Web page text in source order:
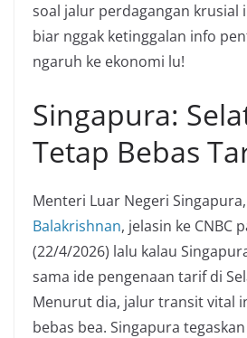
soal jalur perdagangan krusial
biar nggak ketinggalan info
ngaruh ke ekonomi lu!
Singapura:
Tetap Bebas
Menteri Luar Negeri Singapura,
Balakrishnan, jelasin ke CNBC
(22/4/2026) lalu kalau
sama ide pengenaan tarif di
Menurut dia, jalur transit vital
bebas bea. Singapura